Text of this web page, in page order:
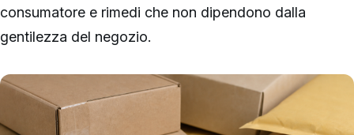
consumatore e rimedi che non dipendono dalla
gentilezza del negozio.